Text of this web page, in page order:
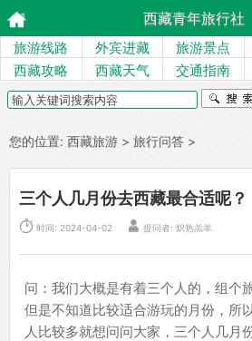
西藏青年旅行社
旅游线路 外宾进藏 旅游景点
西藏攻略
西藏天气 交通指南
您的位置: 西藏旅游 > 旅行问答 >
三个人几月份去西藏最合适呢？
 时间: 2024-04-02  提问者: 炽热羔羊
问：我们大概是有着三个人的，组个
但是不知道比较适合游玩的月份，所
人比较多就想问问大家，三个人几月